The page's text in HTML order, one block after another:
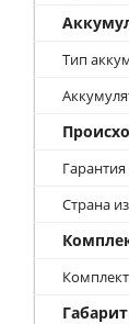
Тип
Гарантия
Страна